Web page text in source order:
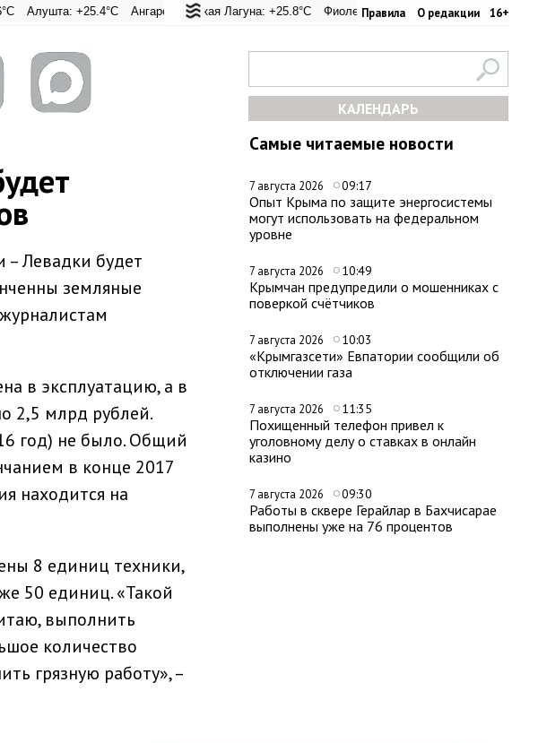
Правила О редакции 16+
Адмиральская Лагуна: +25.8°C Фиолент: +26.4°C Казачья бухта: +26.2°C
+25.4°C Ангарский перевал: +20.6°C Евпатория: +26.2°C Керчь: +33.4°C Никитский
КАЛЕНДАРЬ
Самые читаемые новости
7 августа 2026 09:17
Опыт Крыма по защите энергосистемы
могут использовать на федеральном
уровне
7 августа 2026 10:49
Крымчан предупредили о мошенниках с
поверкой счётчиков
7 августа 2026 10:03
«Крымгазсети» Евпатории сообщили об
отключении газа
7 августа 2026 11:35
Похищенный телефон привел к
уголовному делу о ставках в онлайн
казино
7 августа 2026 09:30
Работы в сквере Герайлар в Бахчисарае
выполнены уже на 76 процентов
Левадки будет
земляные
в эксплуатацию, а в
2,5 млрд рублей.
год) не было. Общий
в конце 2017
находится на
8 единиц техники,
50 единиц. «Такой
выполнить
количество
грязную работу», –